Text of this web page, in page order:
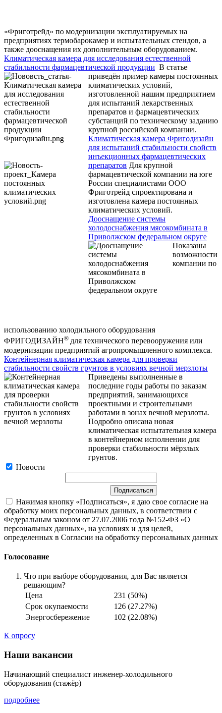
«Фриготрейд» по модернизации эксплуатируемых на
предприятиях термобарокамер и испытательных стендов, а
также дооснащения их дополнительным оборудованием.
Климатическая камера для исследования естественной
стабильности фармацевтической продукции В статье
приведён пример камеры постоянных
климатических условий,
изготовленной нашим предприятием
для испытаний лекарственных
препаратов и фармацевтических
субстанций по техническому заданию
крупной российской компании.
Климатическая камера Фригодизайн
для испытаний стабильности свойств
инъекционных фармацевтических
препаратов Для крупной
фармацевтической компании на юге
России специалистами ООО
Фриготрейд спроектирована и
изготовлена камера постоянных
климатических условий.
Дооснащение системы
холодоснабжения мясокомбината в
Приволжском федеральном округе
Показаны
возможности
компании по
использованию холодильного оборудования
ФРИГОДИЗАЙН® для технического перевооружения или
модернизации предприятий агропромышленного комплекса.
Контейнерная климатическая камера для проверки
стабильности свойств грунтов в условиях вечной мерзлоты
Приведены выполненные в
последние годы работы по заказам
предприятий, занимающихся
проектными и строительными
работами в зонах вечной мерзлоты.
Подробно описана новая
климатическая испытательная камера
в контейнерном исполнении для
проверки стабильности мёрзлых
грунтов.
Новости
Нажимая кнопку «Подписаться», я даю свое согласие на
обработку моих персональных данных, в соответствии с
Федеральным законом от 27.07.2006 года №152-ФЗ «О
персональных данных», на условиях и для целей,
определенных в Согласии на обработку персональных данных
Голосование
Что при выборе оборудования, для Вас является
решающим?
Цена
231 (50%)
Срок окупаемости
126 (27.27%)
Энергосбережение
102 (22.08%)
К опросу
Наши вакансии
Начинающий специалист инженер-холодильного
оборудования (стажёр)
подробнее